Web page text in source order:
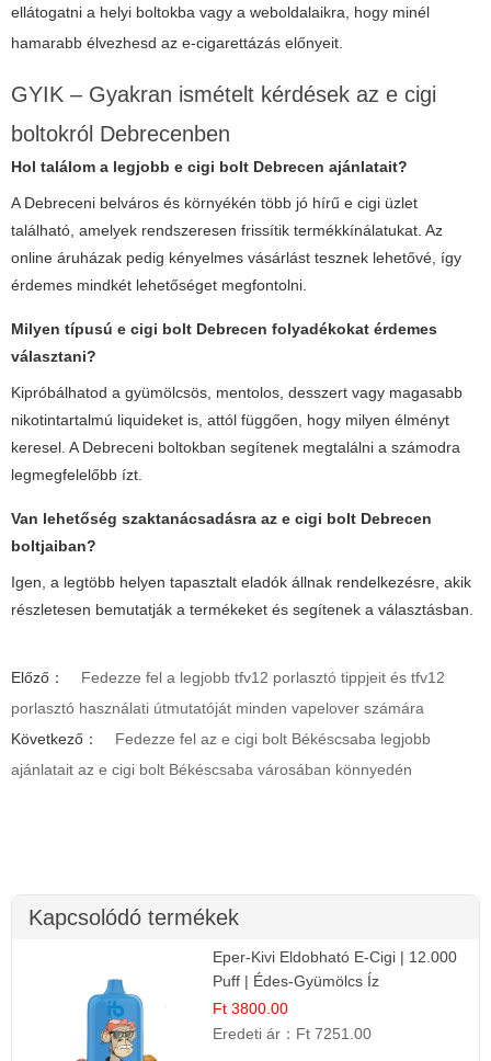
ellátogatni a helyi boltokba vagy a weboldalaikra, hogy minél
hamarabb élvezhesd az e-cigarettázás előnyeit.
GYIK – Gyakran ismételt kérdések az e cigi
boltokról Debrecenben
Hol találom a legjobb e cigi bolt Debrecen ajánlatait?
A Debreceni belváros és környékén több jó hírű e cigi üzlet
található, amelyek rendszeresen frissítik termékkínálatukat. Az
online áruházak pedig kényelmes vásárlást tesznek lehetővé, így
érdemes mindkét lehetőséget megfontolni.
Milyen típusú e cigi bolt Debrecen folyadékokat érdemes
választani?
Kipróbálhatod a gyümölcsös, mentolos, desszert vagy magasabb
nikotintartalmú liquideket is, attól függően, hogy milyen élményt
keresel. A Debreceni boltokban segítenek megtalálni a számodra
legmegfelelőbb ízt.
Van lehetőség szaktanácsadásra az e cigi bolt Debrecen
boltjaiban?
Igen, a legtöbb helyen tapasztalt eladók állnak rendelkezésre, akik
részletesen bemutatják a termékeket és segítenek a választásban.
Előző：
Fedezze fel a legjobb tfv12 porlasztó tippjeit és tfv12
porlasztó használati útmutatóját minden vapelover számára
Következő：
Fedezze fel az e cigi bolt Békéscsaba legjobb
ajánlatait az e cigi bolt Békéscsaba városában könnyedén
Kapcsolódó termékek
Eper-Kivi Eldobható E-Cigi | 12.000
Puff | Édes-Gyümölcs Íz
Ft 3800.00
Eredeti ár： Ft 7251.00